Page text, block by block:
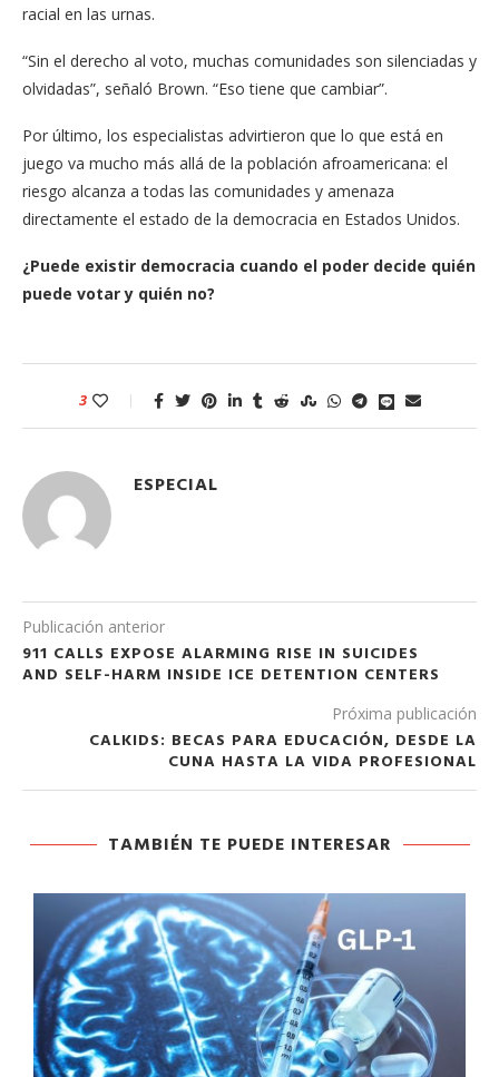
racial en las urnas.
“Sin el derecho al voto, muchas comunidades son silenciadas y
olvidadas”, señaló Brown. “Eso tiene que cambiar”.
Por último, los especialistas advirtieron que lo que está en
juego va mucho más allá de la población afroamericana: el
riesgo alcanza a todas las comunidades y amenaza
directamente el estado de la democracia en Estados Unidos.
¿Puede existir democracia cuando el poder decide quién
puede votar y quién no?
3
ESPECIAL
Publicación anterior
911 CALLS EXPOSE ALARMING RISE IN SUICIDES
AND SELF-HARM INSIDE ICE DETENTION CENTERS
Próxima publicación
CALKIDS: BECAS PARA ​E​DUCACIÓN, DESDE LA
CUNA HASTA LA VIDA PROFESIONAL
TAMBIÉN TE PUEDE INTERESAR